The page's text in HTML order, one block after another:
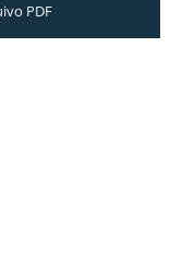
PDF